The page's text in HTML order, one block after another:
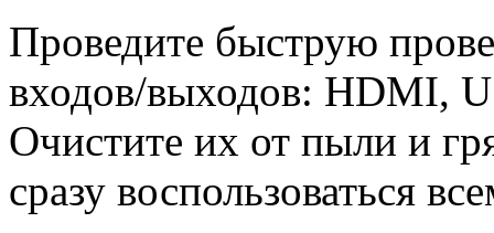
Проведите быструю
входов/выходов: HDMI,
Очистите их от пыли и
сразу воспользоваться